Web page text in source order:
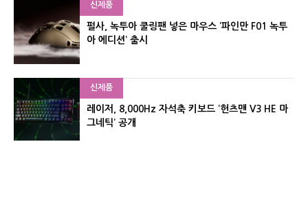
신제품
펄사, 녹투아 쿨링팬 넣은 마우스 ‘파인만 F01 녹투
아 에디션’ 출시
신제품
레이저, 8,000Hz 자석축 키보드 ‘헌츠맨 V3 HE 마
그네틱’ 공개